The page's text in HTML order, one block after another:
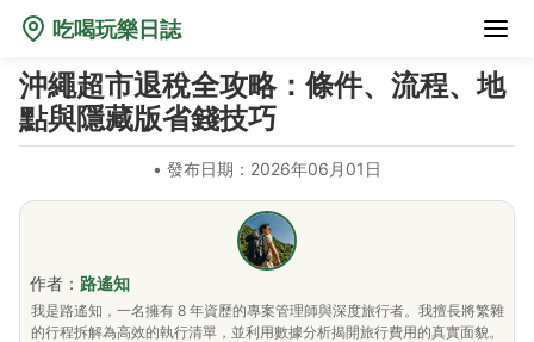
吃喝玩樂日誌
沖繩超市退稅全攻略：條件、流程、地
點與隱藏版省錢技巧
• 發布日期：2026年06月01日
作者： 路遙知
我是路遙知，一名擁有 8 年資歷的專案管理師與深度旅行者。我擅長將繁雜
的行程拆解為高效的執行清單，並利用數據分析揭開旅行費用的真實面貌。